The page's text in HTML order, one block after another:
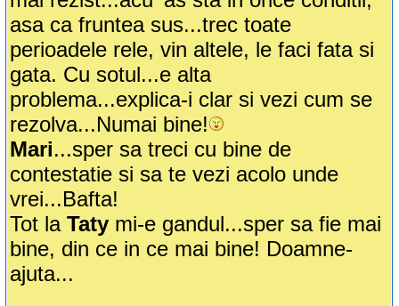
asa ca fruntea sus...trec toate
perioadele rele, vin altele, le faci fata si
gata. Cu sotul...e alta
problema...explica-i clar si vezi cum se
rezolva...Numai bine!
Mari...sper sa treci cu bine de
contestatie si sa te vezi acolo unde
vrei...Bafta!
Tot laTaty mi-e gandul...sper sa fie mai
bine, din ce in ce mai bine! Doamne-
ajuta...